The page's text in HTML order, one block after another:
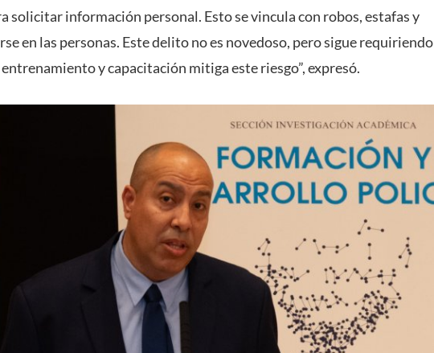
solicitar información personal. Esto se vincula con robos, estafas y
en las personas. Este delito no es novedoso, pero sigue requiriendo
y capacitación mitiga este riesgo”, expresó.